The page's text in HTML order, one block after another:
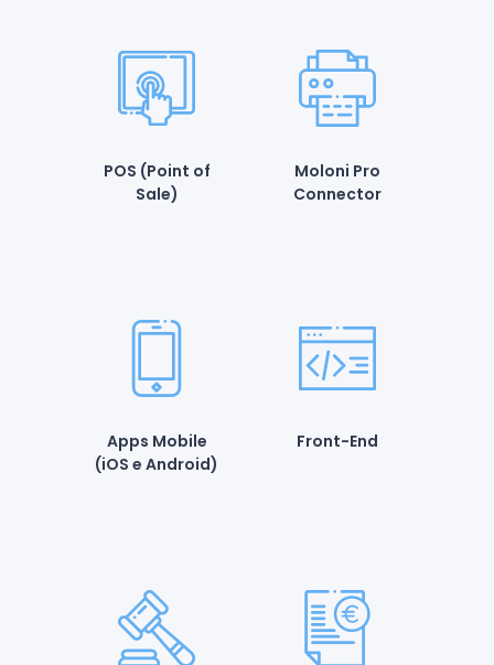
POS (Point of
Sale)
Moloni Pro
Connector
Apps Mobile
(iOS e Android)
Front-End